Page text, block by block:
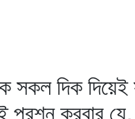
সকল দিক
করবার